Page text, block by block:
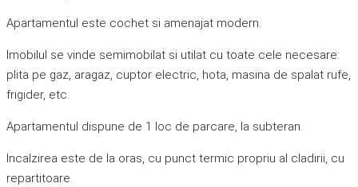
Apartamentul este cochet si amenajat modern.
Imobilul se vinde semimobilat si utilat cu toate cele necesare:
plita pe gaz, aragaz, cuptor electric, hota, masina de spalat rufe,
frigider, etc.
Apartamentul dispune de 1 loc de parcare, la subteran.
Incalzirea este de la oras, cu punct termic propriu al cladirii, cu
repartitoare.